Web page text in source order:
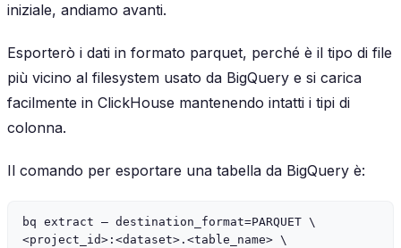
iniziale, andiamo avanti.
Esporterò i dati in formato parquet, perché è il tipo di file
più vicino al filesystem usato da BigQuery e si carica
facilmente in ClickHouse mantenendo intatti i tipi di
colonna.
Il comando per esportare una tabella da BigQuery è:
bq extract — destination_format=PARQUET \
<project_id>:<dataset>.<table_name> \